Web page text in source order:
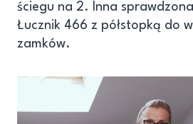
ściegu na 2. Inna
Łucznik 466 z półstopką do
zamków.